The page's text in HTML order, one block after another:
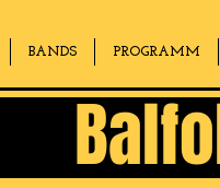
BANDS PROGRAMM